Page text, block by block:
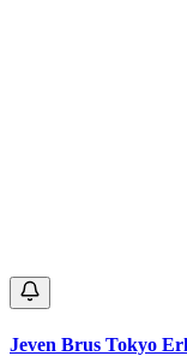
Jeven Brus Tokyo